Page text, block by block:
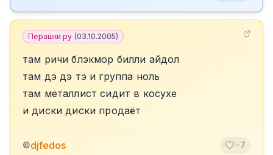
Перашки.ру (03.10.2005)
там ричи блэкмор билли айдол
там дэ дэ тэ и группа ноль
там металлист сидит в косухе
и диски диски продаёт
©djfedos -7